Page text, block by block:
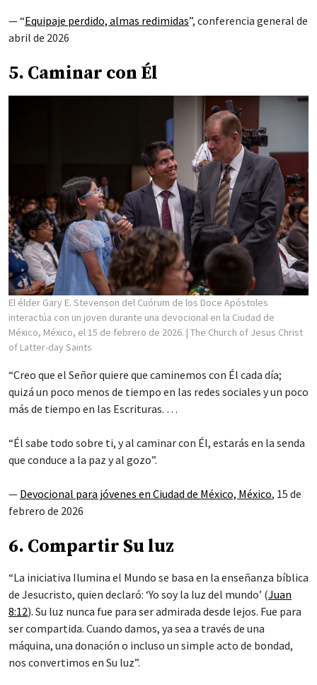
— “Equipaje perdido, almas redimidas”, conferencia general de
abril de 2026
5. Caminar con Él
El élder Gary E. Stevenson del Cuórum de los Doce Apóstoles
interactúa con un joven durante una devocional en la Ciudad de
México, México, el 15 de febrero de 2026. | The Church of Jesus Christ
of Latter-day Saints
“Creo que el Señor quiere que caminemos con Él cada día;
quizá un poco menos de tiempo en las redes sociales y un poco
más de tiempo en las Escrituras. …
“Él sabe todo sobre ti, y al caminar con Él, estarás en la senda
que conduce a la paz y al gozo”.
— Devocional para jóvenes en Ciudad de México, México, 15 de
febrero de 2026
6. Compartir Su luz
“La iniciativa Ilumina el Mundo se basa en la enseñanza bíblica
de Jesucristo, quien declaró: ‘Yo soy la luz del mundo’ (Juan
8:12). Su luz nunca fue para ser admirada desde lejos. Fue para
ser compartida. Cuando damos, ya sea a través de una
máquina, una donación o incluso un simple acto de bondad,
nos convertimos en Su luz”.